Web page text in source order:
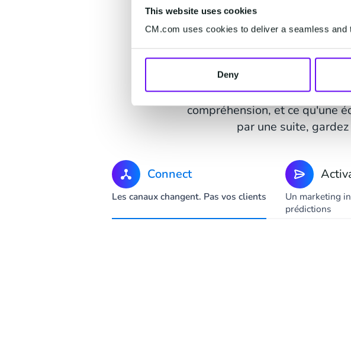
This website uses cookies
CM.com uses cookies to deliver a seamless
Deny
Trois
Une suite pour chaque équipe
même contexte client :
compréhension, et ce qu'une
par une suite,
Connect
Les canaux changent. Pas vos clients
Un marketing
prédictions